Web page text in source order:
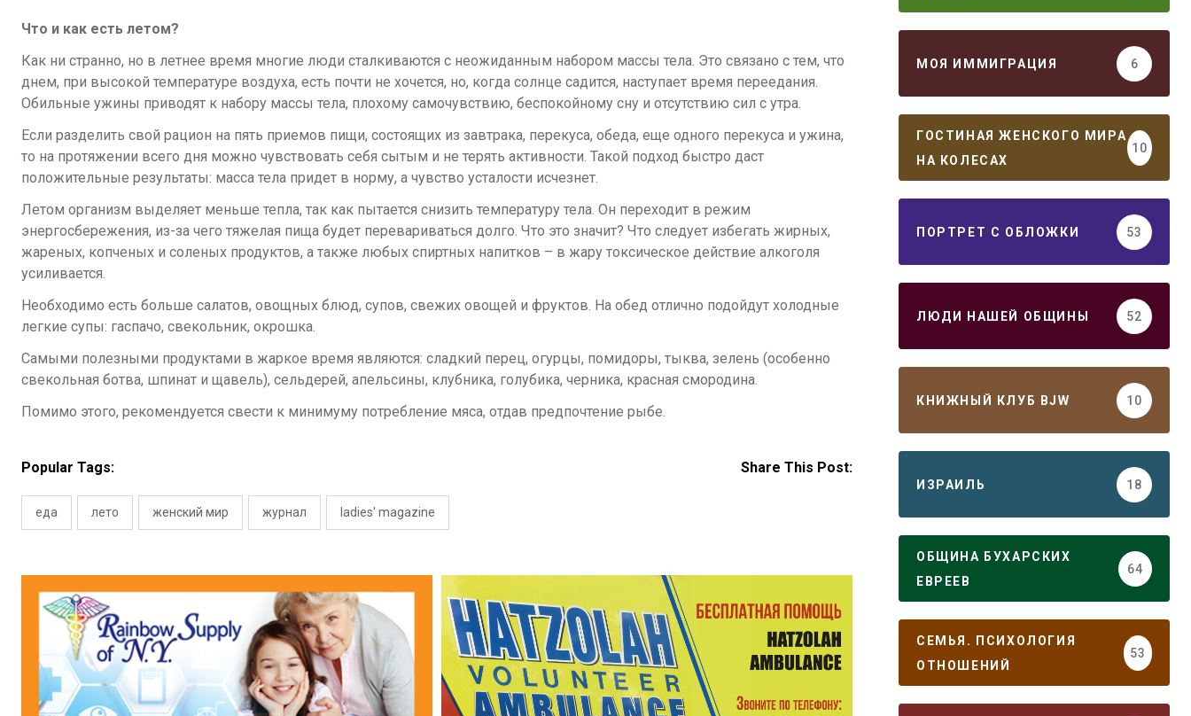
Что и как есть летом?
Как ни странно, но в летнее время многие люди сталкиваются с неожиданным набором массы тела. Это связано с тем, что
днем, при высокой температуре воздуха, есть почти не хочется, но, когда солнце садится, наступает время переедания.
Обильные ужины приводят к набору массы тела, плохому самочувствию, беспокойному сну и отсутствию сил с утра.
Если разделить свой рацион на пять приемов пищи, состоящих из завтрака, перекуса, обеда, еще одного перекуса и ужина,
то на протяжении всего дня можно чувствовать себя сытым и не терять активности. Такой подход быстро даст
положительные результаты: масса тела придет в норму, а чувство усталости исчезнет.
Летом организм выделяет меньше тепла, так как пытается снизить температуру тела. Он переходит в режим
энергосбережения, из-за чего тяжелая пища будет перевариваться долго. Что это значит? Что следует избегать жирных,
жареных, копченых и соленых продуктов, а также любых спиртных напитков – в жару токсическое действие алкоголя
усиливается.
Необходимо есть больше салатов, овощных блюд, супов, свежих овощей и фруктов. На обед отлично подойдут холодные
легкие супы: гаспачо, свекольник, окрошка.
Самыми полезными продуктами в жаркое время являются: сладкий перец, огурцы, помидоры, тыква, зелень (особенно
свекольная ботва, шпинат и щавель), сельдерей, апельсины, клубника, голубика, черника, красная смородина.
Помимо этого, рекомендуется свести к минимуму потребление мяса, отдав предпочтение рыбе.
Popular Tags:
еда лето женский мир журнал ladies' magazine
Share This Post:
МОЯ ИММИГРАЦИЯ 6
ГОСТИНАЯ ЖЕНСКОГО МИРА
НА КОЛЕСАХ
10
ПОРТРЕТ С ОБЛОЖКИ 53
ЛЮДИ НАШЕЙ ОБЩИНЫ 52
КНИЖНЫЙ КЛУБ BJW 10
ИЗРАИЛЬ 18
ОБЩИНА БУХАРСКИХ
ЕВРЕЕВ
64
СЕМЬЯ. ПСИХОЛОГИЯ
ОТНОШЕНИЙ
53